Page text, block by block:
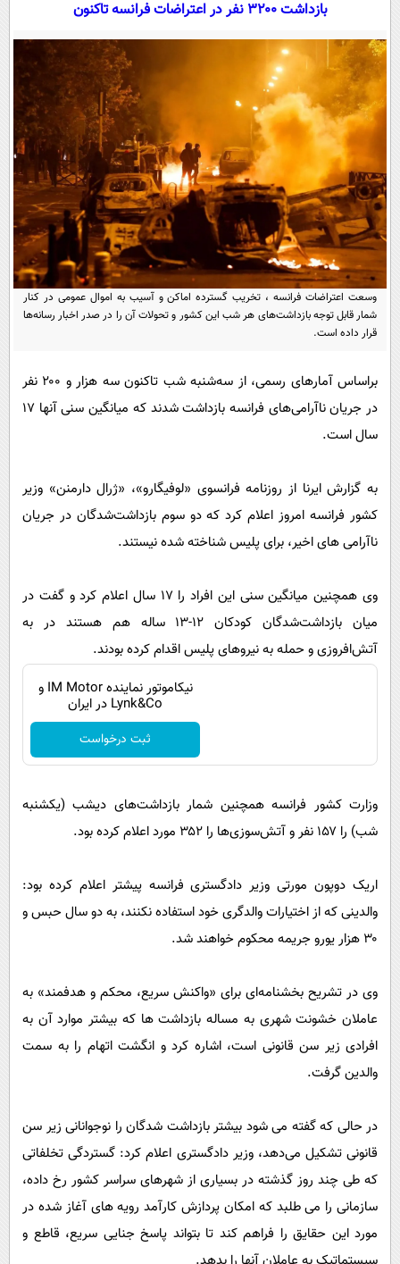
سیاسی
اقتصاد
سلامت
یک برش دانایی
محیط زیست
سفر و تفریح
بین الملل
سیاست خارجی
فرهنگ و هنر
علم و دانش
فناوری و It
اخبار کریپتو
قرآن
گوناگون
سرگرمی
باشگاه مغز
فیلم
اقتصاد
سیاست
سرگرمی
محیط زیست
فرهنگی
عصر ایران 2
پیامک
بازداشت ۳۲۰۰ نفر در اعتراضات فرانسه تاکنون
وسعت اعتراضات فرانسه ، تخریب گسترده اماکن و آسیب به اموال عمومی در کنار
شمار قابل توجه بازداشت‌های هر شب این کشور و تحولات آن را در صدر اخبار رسانه‌ها
قرار داده است.
براساس آمارهای رسمی، از سه‌شنبه شب تاکنون سه‌ هزار و ۲۰۰ نفر
در جریان ناآرامی‌های فرانسه بازداشت شدند که میانگین سنی آنها ۱۷
سال است.
به گزارش ایرنا از روزنامه فرانسوی «لوفیگارو»، «ژرال دارمنن» وزیر
کشور فرانسه امروز اعلام کرد که دو سوم بازداشت‌شدگان در جریان
ناآرامی های اخیر، برای پلیس شناخته شده نیستند.
وی همچنین میانگین سنی این افراد را ۱۷ سال اعلام کرد و گفت در
میان بازداشت‌شدگان کودکان ۱۲-۱۳ ساله هم هستند در به
آتش‌افروزی و حمله به نیروهای پلیس اقدام کرده بودند.
نیکاموتور نماینده IM Motor و
Lynk&Co در ایران
ثبت درخواست
وزارت کشور فرانسه همچنین شمار بازداشت‌های دیشب (یکشنبه
شب) را ۱۵۷ نفر و آتش‌سوزی‌ها را ۳۵۲ مورد اعلام کرده بود.
اریک دوپون مورتی وزیر دادگستری فرانسه پیشتر اعلام کرده بود:
والدینی که از اختیارات والدگری خود استفاده نکنند، به دو سال حبس و
۳۰ هزار یورو جریمه محکوم خواهند شد.
وی در تشریح بخشنامه‌ای برای «واکنش سریع، محکم و هدفمند» به
عاملان خشونت شهری به مساله بازداشت ها که بیشتر موارد آن به
افرادی زیر سن قانونی است، اشاره کرد و انگشت اتهام را به سمت
والدین گرفت.
در حالی که گفته می شود بیشتر بازداشت شدگان را نوجوانانی زیر سن
قانونی تشکیل می‌دهد، وزیر دادگستری اعلام کرد: گستردگی تخلفاتی
که طی چند روز گذشته در بسیاری از شهرهای سراسر کشور رخ داده،
سازمانی را می طلبد که امکان پردازش کارآمد رویه های آغاز شده در
مورد این حقایق را فراهم کند تا بتواند پاسخ جنایی سریع، قاطع و